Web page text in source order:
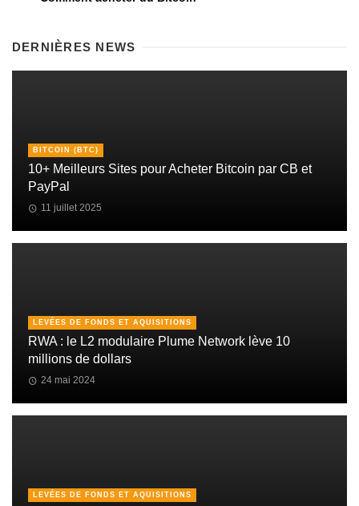
DERNIÈRES NEWS
BITCOIN (BTC)
10+ Meilleurs Sites pour Acheter Bitcoin par CB et
PayPal
11 juillet 2025
LEVÉES DE FONDS ET AQUISITIONS
RWA : le L2 modulaire Plume Network lève 10
millions de dollars
24 mai 2024
LEVÉES DE FONDS ET AQUISITIONS